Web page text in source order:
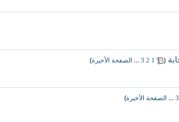
(
1
2
3
... الصفحة الأخيرة)
3
... الصفحة الأخيرة)